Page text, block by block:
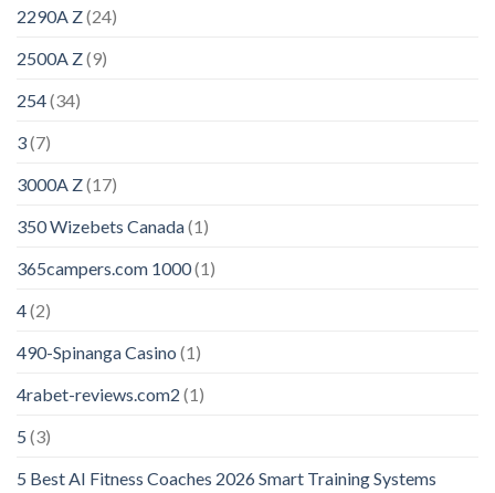
2290A Z(24)
2500A Z(9)
254(34)
3(7)
3000A Z(17)
350 Wizebets Canada(1)
365campers.com 1000(1)
4(2)
490-Spinanga Casino (1)
4rabet-reviews.com2 (1)
5 (3)
5 Best AI Fitness Coaches 2026 Smart Training Systems